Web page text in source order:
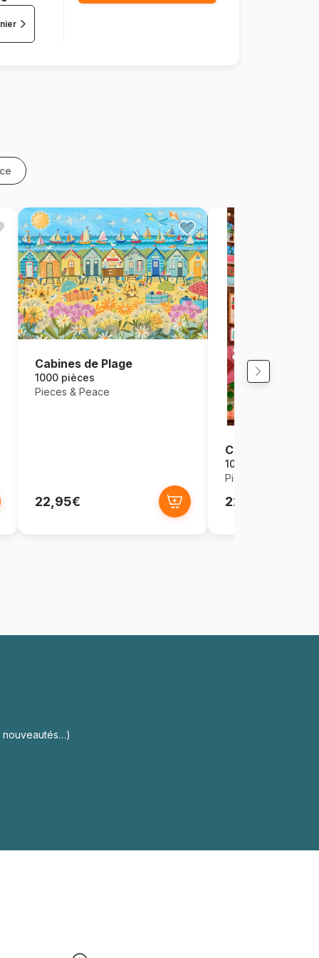
Cabines de Plage
1000 pièces
Pieces & Peace
22,95€
Cottage
1000 pièces
Pieces & Peace
22,95€
nouveautés…)